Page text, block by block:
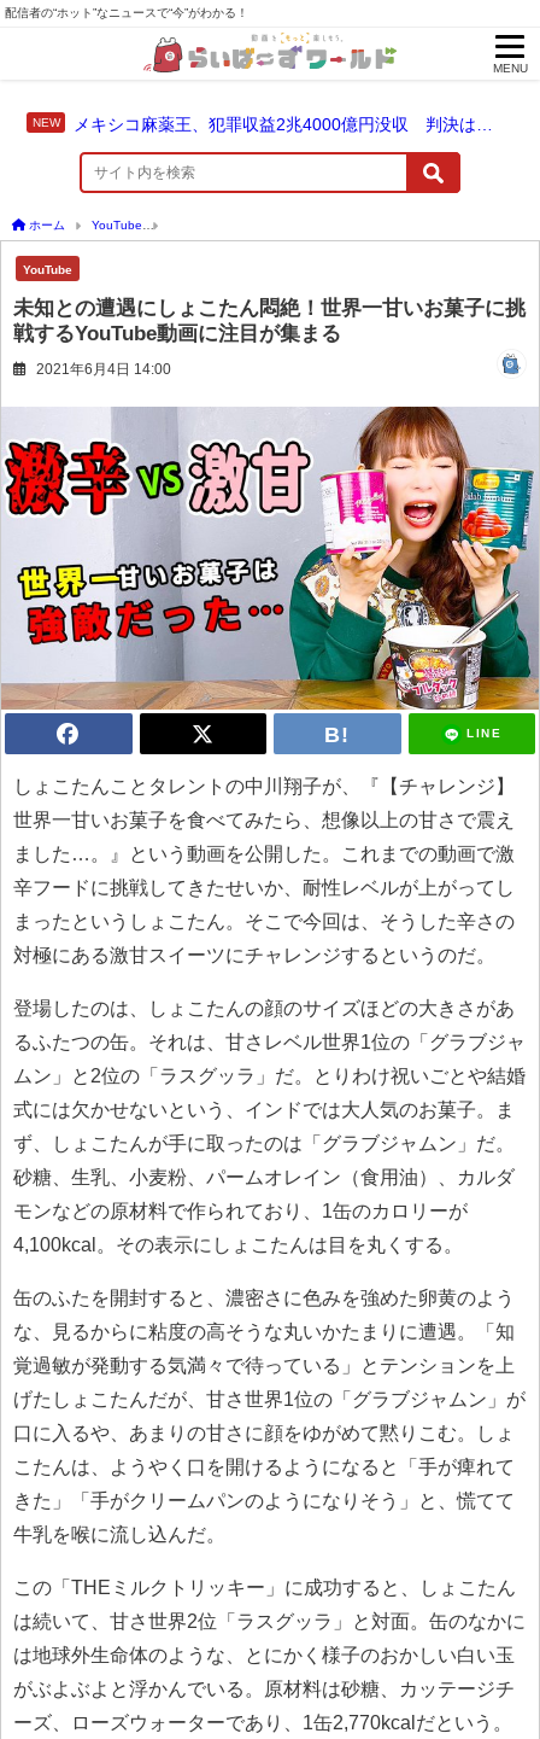
配信者の“ホット”なニュースで“今”がわかる！
MENU
ホーム YouTube
YouTube
未知との遭遇にしょこたん悶絶！世界一甘いお菓子に挑
戦するYouTube動画に注目が集まる
2021年6月4日 14:00
LINE
しょこたんことタレントの中川翔子が、『【チャレンジ】
世界一甘いお菓子を食べてみたら、想像以上の甘さで震え
ました…。』という動画を公開した。これまでの動画で激
辛フードに挑戦してきたせいか、耐性レベルが上がってし
まったというしょこたん。そこで今回は、そうした辛さの
対極にある激甘スイーツにチャレンジするというのだ。
登場したのは、しょこたんの顔のサイズほどの大きさがあ
るふたつの缶。それは、甘さレベル世界1位の「グラブジャ
ムン」と2位の「ラスグッラ」だ。とりわけ祝いごとや結婚
式には欠かせないという、インドでは大人気のお菓子。ま
ず、しょこたんが手に取ったのは「グラブジャムン」だ。
砂糖、生乳、小麦粉、パームオレイン（食用油）、カルダ
モンなどの原材料で作られており、1缶のカロリーが
4,100kcal。その表示にしょこたんは目を丸くする。
缶のふたを開封すると、濃密さに色みを強めた卵黄のよう
な、見るからに粘度の高そうな丸いかたまりに遭遇。「知
覚過敏が発動する気満々で待っている」とテンションを上
げたしょこたんだが、甘さ世界1位の「グラブジャムン」が
口に入るや、あまりの甘さに顔をゆがめて黙りこむ。しょ
こたんは、ようやく口を開けるようになると「手が痺れて
きた」「手がクリームパンのようになりそう」と、慌てて
牛乳を喉に流し込んだ。
この「THEミルクトリッキー」に成功すると、しょこたん
は続いて、甘さ世界2位「ラスグッラ」と対面。缶のなかに
は地球外生命体のような、とにかく様子のおかしい白い玉
がぶよぶよと浮かんでいる。原材料は砂糖、カッテージチ
ーズ、ローズウォーターであり、1缶2,770kcalだという。